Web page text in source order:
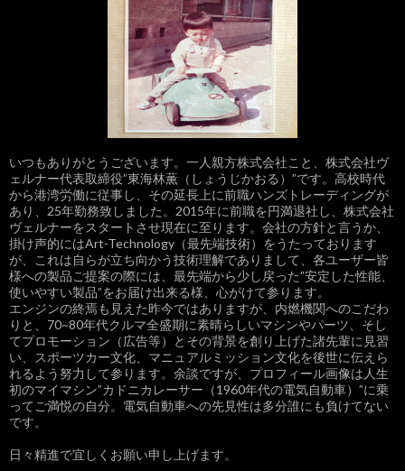
いつもありがとうございます。一人親方株式会社こと、株式会社ヴ
ェルナー代表取締役”東海林薫（しょうじかおる）”です。高校時代
から港湾労働に従事し、その延長上に前職ハンズトレーディングが
あり、25年勤務致しました。2015年に前職を円満退社し、株式会社
ヴェルナーをスタートさせ現在に至ります。会社の方針と言うか、
掛け声的にはArt-Technology（最先端技術）をうたっております
が、これは自らが立ち向かう技術理解でありまして、各ユーザー皆
様への製品ご提案の際には、最先端から少し戻った”安定した性能、
使いやすい製品”をお届け出来る様、心がけて参ります。
エンジンの終焉も見えた昨今ではありますが、内燃機関へのこだわ
りと、70~80年代クルマ全盛期に素晴らしいマシンやパーツ、そし
てプロモーション（広告等）とその背景を創り上げた諸先輩に見習
い、スポーツカー文化、マニュアルミッション文化を後世に伝えら
れるよう努力して参ります。余談ですが、プロフィール画像は人生
初のマイマシン”カドニカレーサー（1960年代の電気自動車）”に乗
ってご満悦の自分。電気自動車への先見性は多分誰にも負けてない
です。
日々精進で宜しくお願い申し上げます。